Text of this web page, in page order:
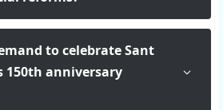
to celebrate Sant
150th anniversary